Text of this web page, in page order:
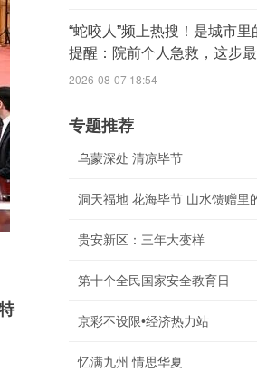
“蛇咬人”频上热搜！是城市里
提醒：院前个人急救，这步
2026-08-07 18:54
专题推荐
乌蒙深处 清凉毕节
洞天福地 花海毕节 山水馈赠里
贵安新区：三年大变样
第十个全民国家安全教育日
京彩不设限•经济热力站
忆满九州 情思华夏